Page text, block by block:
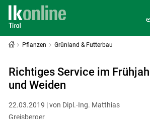
Pflanzen Grünland & Futterbau
Richtiges Service im
und Weiden
22.03.2019 | von Dipl.-Ing. Matthias
Greisberger